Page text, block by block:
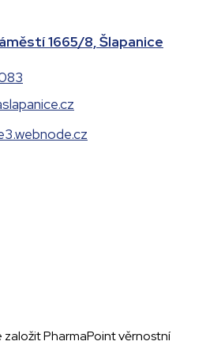
1665/8, Šlapanice
založit PharmaPoint věrnostní